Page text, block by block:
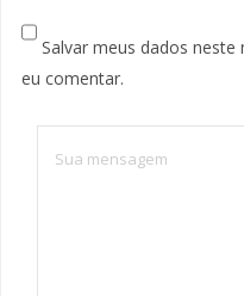
Salvar meus dados
eu comentar.